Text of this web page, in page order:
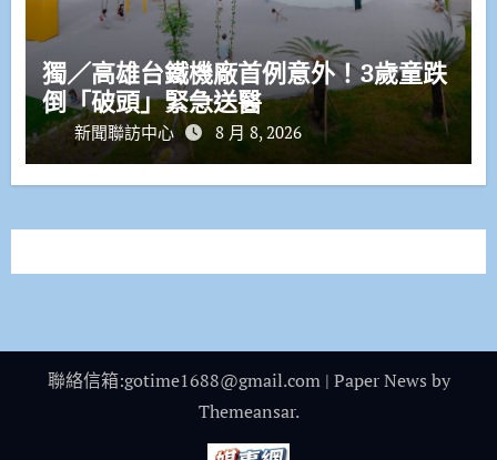
獨／高雄台鐵機廠首例意外！3歲童跌
倒「破頭」緊急送醫
新聞聯訪中心 8 月 8, 2026
聯絡信箱:gotime1688@gmail.com | Paper News by
Themeansar.